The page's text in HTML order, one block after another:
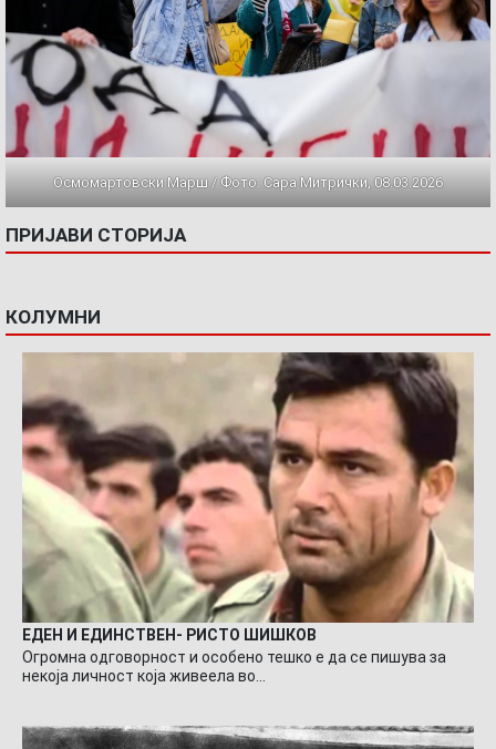
Осмомартовски Марш / Фото: Сара Митрички, 08.03.2026
ПРИЈАВИ СТОРИЈА
КОЛУМНИ
ЕДЕН И ЕДИНСТВЕН- РИСТО ШИШКОВ
Огромна одговорност и особено тешко е да се пишува за
некоја личност која живеела во…